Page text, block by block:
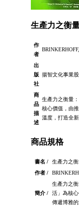
生產力之衡
作
者
出
版
社
揚智文化事業
商
品
描
述
生產力之衡量
核心價值，由
溫度，打造全新
商品規格
書名 /
生產力之
作者 /
簡介 /
生產力之
活」為核
傳遞博雅